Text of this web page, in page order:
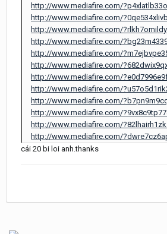
http://www.mediafire.com/
http://www.mediafire.com/
http://www.mediafire.com/
http://www.mediafire.com/
http://www.mediafire.com/
http://www.mediafire.com/
http://www.mediafire.com/
http://www.mediafire.com/
http://www.mediafire.com/
http://www.mediafire.com/
http://www.mediafire.com/
http://www.mediafire.com/
cái 20 bi loi anh.thanks